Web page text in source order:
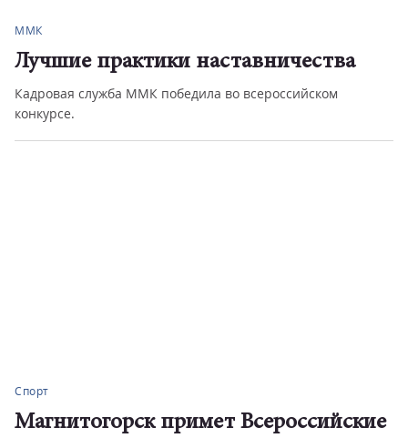
ММК
Лучшие практики наставничества
Кадровая служба ММК победила во всероссийском
конкурсе.
Спорт
Магнитогорск примет Всероссийские